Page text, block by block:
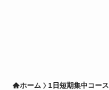
ホーム 1日短期集中コース